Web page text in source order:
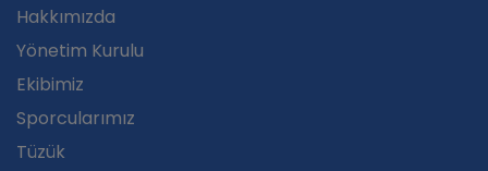
Hakkımızda
Yönetim Kurulu
Ekibimiz
Sporcularımız
Tüzük